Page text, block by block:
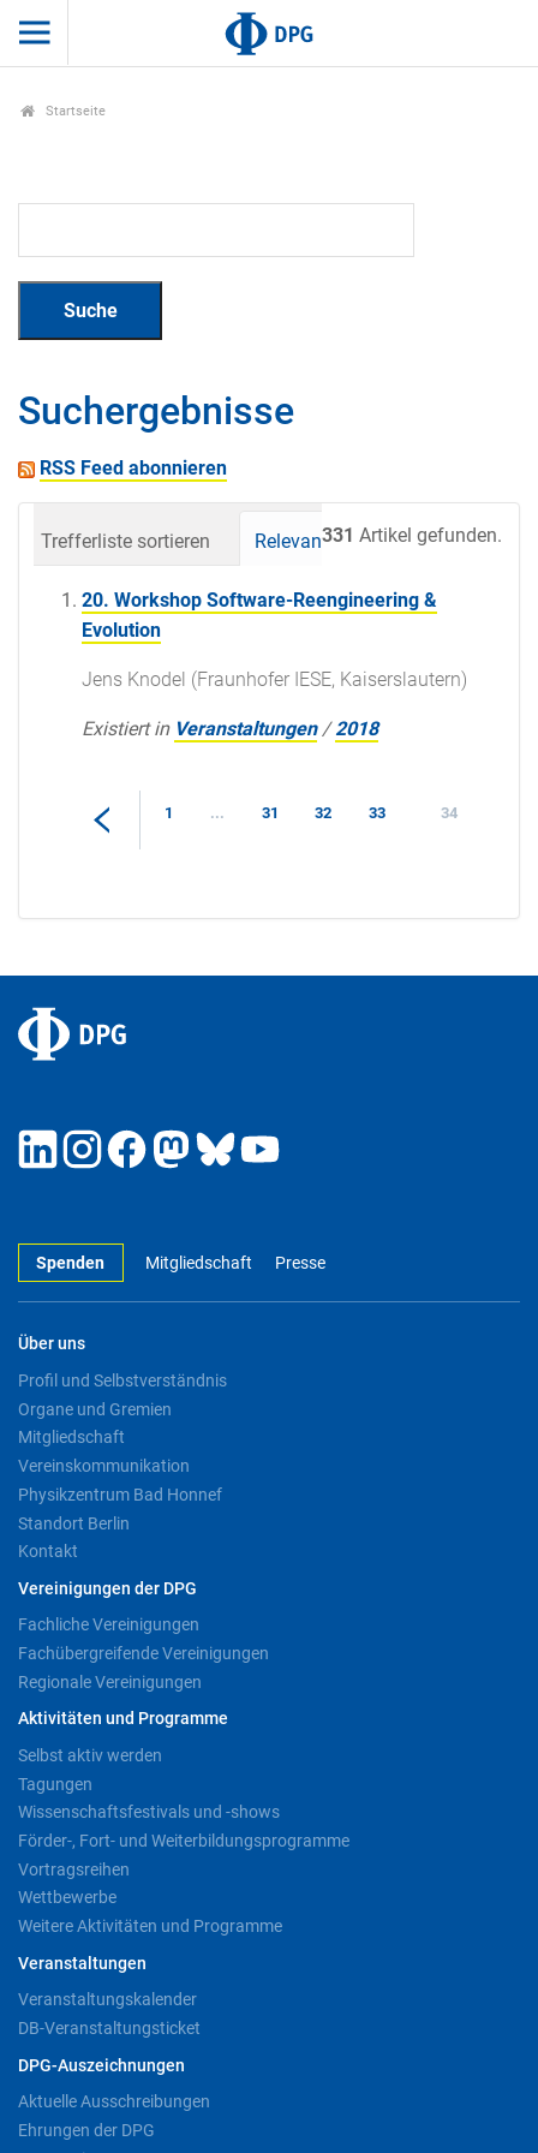
Startseite
Suchergebnisse
RSS Feed abonnieren
331 Artikel gefunden.
Trefferliste sortieren Relevanz Datum
20. Workshop Software-Reengineering &
Evolution
Jens Knodel (Fraunhofer IESE, Kaiserslautern)
Existiert in Veranstaltungen /2018
1 ... 31 32 33 34
Spenden Mitgliedschaft Presse
Über uns
Profil und Selbstverständnis
Organe und Gremien
Mitgliedschaft
Vereinskommunikation
Physikzentrum Bad Honnef
Standort Berlin
Kontakt
Vereinigungen der DPG
Fachliche Vereinigungen
Fachübergreifende Vereinigungen
Regionale Vereinigungen
Aktivitäten und Programme
Selbst aktiv werden
Tagungen
Wissenschaftsfestivals und -shows
Förder-, Fort- und Weiterbildungsprogramme
Vortragsreihen
Wettbewerbe
Weitere Aktivitäten und Programme
Veranstaltungen
Veranstaltungskalender
DB-Veranstaltungsticket
DPG-Auszeichnungen
Aktuelle Ausschreibungen
Ehrungen der DPG